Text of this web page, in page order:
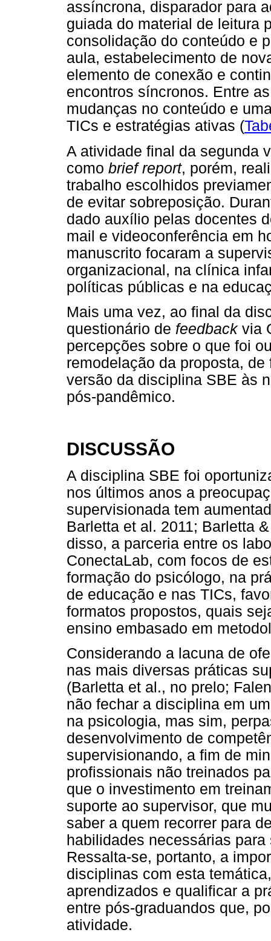
assíncrona, disparador para
guiada do material de leitura
consolidação do conteúdo e
aula, estabelecimento de
elemento de conexão e
encontros síncronos. Entre
mudanças no conteúdo e
TICs e estratégias ativas (
A atividade final da segunda
como brief report, porém,
trabalho escolhidos
de evitar sobreposição.
dado auxílio pelas docentes
mail e videoconferência em
manuscrito focaram a
organizacional, na clínica
políticas públicas e na
Mais uma vez, ao final da
questionário de feedbackvia
percepções sobre o que foi
remodelação da proposta,
versão da disciplina SBE às
pós-pandêmico.
DISCUSSÃO
A disciplina SBE foi
nos últimos anos a
supervisionada tem
Barletta et al. 2011; Barletta
disso, a parceria entre os
ConectaLab, com focos de
formação do psicólogo, na
de educação e nas TICs,
formatos propostos, quais
ensino embasado em
Considerando a lacuna de
nas mais diversas práticas
(Barletta et al., no prelo;
não fechar a disciplina em
na psicologia, mas sim,
desenvolvimento de
supervisionando, a fim de
profissionais não treinados
que o investimento em
suporte ao supervisor, que
saber a quem recorrer para
habilidades necessárias
Ressalta-se, portanto, a
disciplinas com esta
aprendizados e qualificar a
entre pós-graduandos que,
atividade.